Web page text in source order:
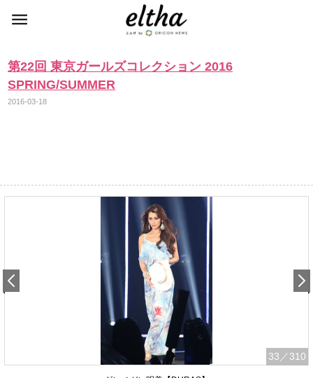
第22回 東京ガールズコレクション 2016
SPRING/SUMMER
2016-03-18
33 ／310